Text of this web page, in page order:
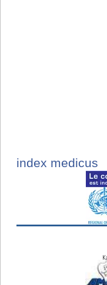
index medicus